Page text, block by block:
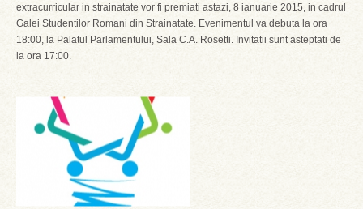
extracurricular in strainatate vor fi premiati astazi, 8 ianuarie 2015, in cadrul
Galei Studentilor Romani din Strainatate. Evenimentul va debuta la ora
18:00, la Palatul Parlamentului, Sala C.A. Rosetti. Invitatii sunt asteptati de
la ora 17:00.